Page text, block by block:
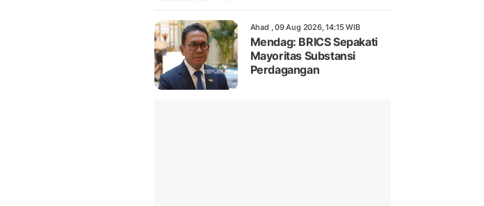
Ahad , 09 Aug 2026, 14:15 WIB
Mendag: BRICS Sepakati
Mayoritas Substansi
Perdagangan